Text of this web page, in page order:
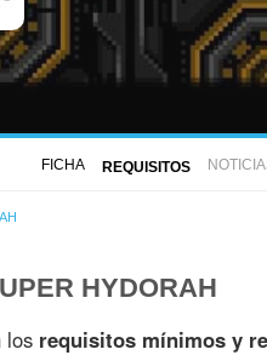
FICHA REQUISITOS
HYDORAH
los requisitos mínimos y